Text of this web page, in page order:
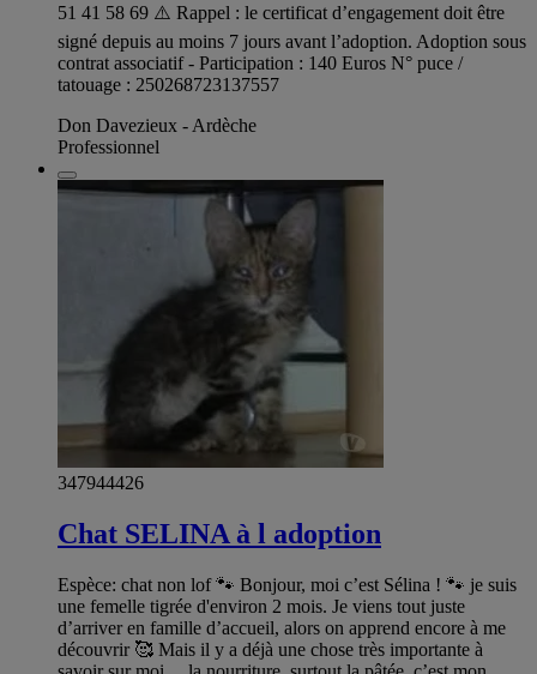
51 41 58 69 ⚠️ Rappel : le certificat d’engagement doit être
signé depuis au moins 7 jours avant l’adoption. Adoption sous
contrat associatif - Participation : 140 Euros N° puce /
tatouage : 250268723137557
Don Davezieux - Ardèche
Professionnel
347944426
Chat SELINA à l adoption
Espèce: chat non lof 🐾 Bonjour, moi c’est Sélina ! 🐾 je suis
une femelle tigrée d'environ 2 mois. Je viens tout juste
d’arriver en famille d’accueil, alors on apprend encore à me
découvrir 🥰 Mais il y a déjà une chose très importante à